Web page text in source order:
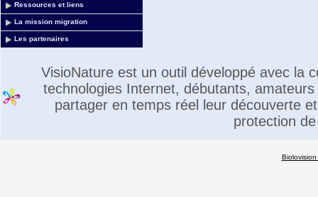
Ressources et liens
La mission migration
Les partenaires
VisioNature est un outil développé avec la
technologies Internet, débutants,
partager en temps réel leur découverte
protection
Biolovision